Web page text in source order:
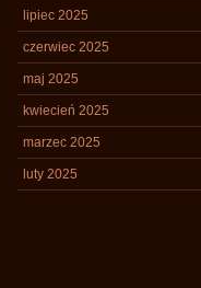
lipiec 2025
czerwiec 2025
maj 2025
kwiecień 2025
marzec 2025
luty 2025